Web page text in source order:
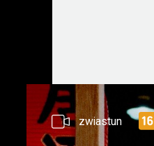
zwiastun